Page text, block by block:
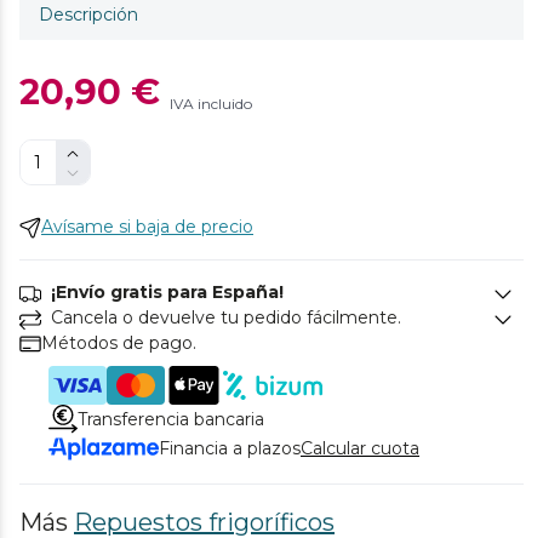
Descripción
20,90 € IVA incluido
Avísame si baja de precio
¡Envío gratis para España!
Cancela o devuelve tu pedido fácilmente.
Métodos de pago.
Transferencia bancaria
Financia a plazosCalcular cuota
Más Repuestos frigoríficos